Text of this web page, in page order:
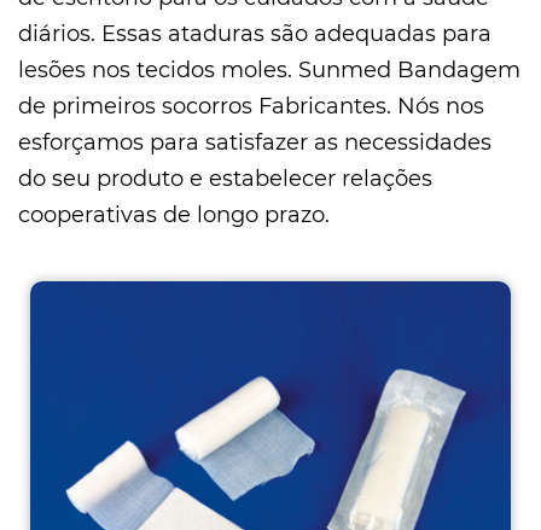
diários. Essas ataduras são adequadas para
lesões nos tecidos moles. Sunmed Bandagem
de primeiros socorros Fabricantes. Nós nos
esforçamos para satisfazer as necessidades
do seu produto e estabelecer relações
cooperativas de longo prazo.